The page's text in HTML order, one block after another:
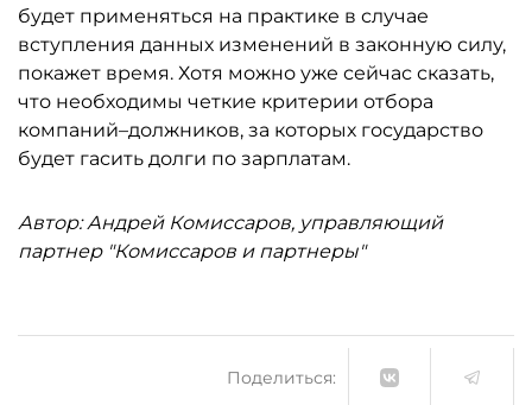
будет применяться на практике в случае
вступления данных изменений в законную силу,
покажет время. Хотя можно уже сейчас сказать,
что необходимы четкие критерии отбора
компаний–должников, за которых государство
будет гасить долги по зарплатам.
Автор: Андрей Комиссаров, управляющий
партнер "Комиссаров и партнеры"
Поделиться: